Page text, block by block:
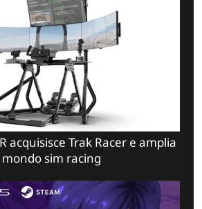
acquisisce Trak Racer e amplia
mondo sim racing